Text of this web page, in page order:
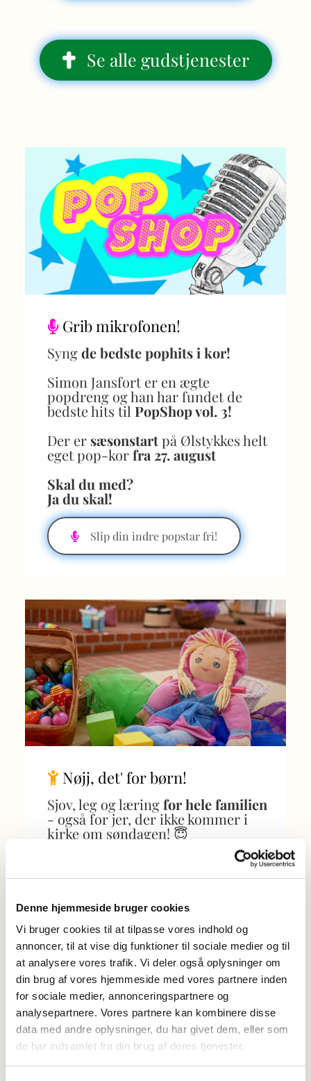
Denne hjemmeside bruger cookies
Vi bruger cookies til at tilpasse vores indhold og
annoncer, til at vise dig funktioner til sociale medier og til
at analysere vores trafik. Vi deler også oplysninger om
din brug af vores hjemmeside med vores partnere inden
for sociale medier, annonceringspartnere og
analysepartnere. Vores partnere kan kombinere disse
data med andre oplysninger, du har givet dem, eller som
de har indsamlet fra din brug af deres tjenester.
Se alle gudstjenester
 Grib mikrofonen!
Syngde bedste pophits i kor!
Simon Jansfort er en ægte
popdreng og han har fundet de
bedste hits til PopShop vol. 3!
Der er sæsonstartpå Ølstykkes helt
eget pop-korfra 27. august
Skal du med?
Ja du skal!
Slip din indre popstar fri!
 Nøjj, det' for børn!
Sjov, leg og læringfor hele familien
- også for jer, der ikke kommer i
kirke om søndagen! 😇
Om I er til kreativ leg, musik eller
bare hygge er der noget for jer i
Tag med til
Spaghettigudstjeneste
Familiekor,Krea-klubog meget
mere!
Gå på opdagelse